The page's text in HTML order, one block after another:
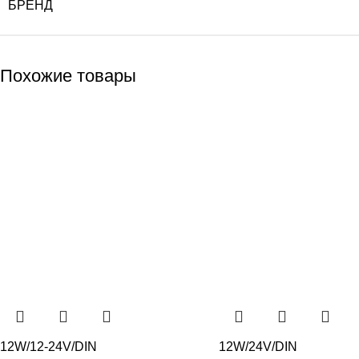
БРЕНД
Похожие товары
12W/12-24V/DIN
12W/24V/DIN